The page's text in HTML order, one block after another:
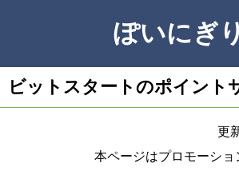
ぽいにぎり
ビットスタートのポイント
更
本ページはプロモーシ